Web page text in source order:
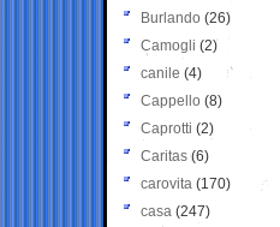
Burlando (26)
Camogli (2)
canile (4)
Cappello (8)
Caprotti (2)
Caritas (6)
carovita (170)
casa (247)